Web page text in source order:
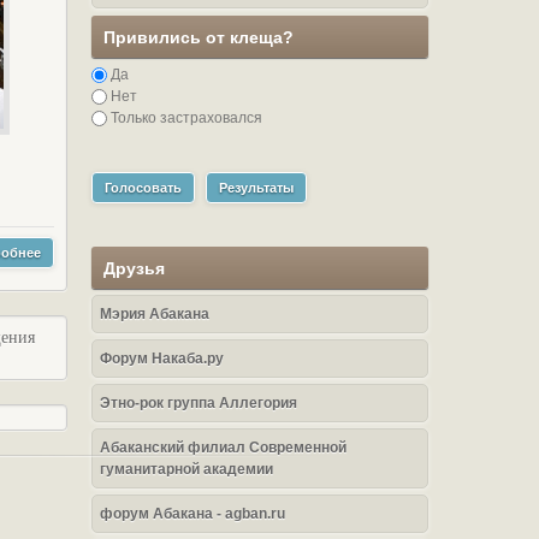
Привились от клеща?
Да
Нет
Только застраховался
Голосовать Результаты
Друзья
Мэрия Абакана
Форум Накаба.ру
Этно-рок группа Аллегория
Абаканский филиал Современной
гуманитарной академии
форум Абакана - agban.ru